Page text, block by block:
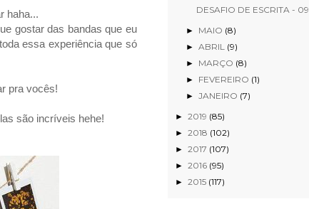
haha...
gostar das bandas que eu
essa experiência que só
pra vocês!
são incríveis hehe!
DESAFIO DE ESCRITA - 09
► MAIO (8)
► ABRIL (9)
► MARÇO (8)
► FEVEREIRO (1)
► JANEIRO (7)
►2019 (85)
►2018 (102)
►2017 (107)
►2016 (95)
►2015 (117)